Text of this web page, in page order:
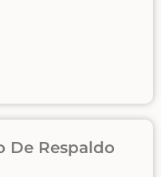
De Respaldo